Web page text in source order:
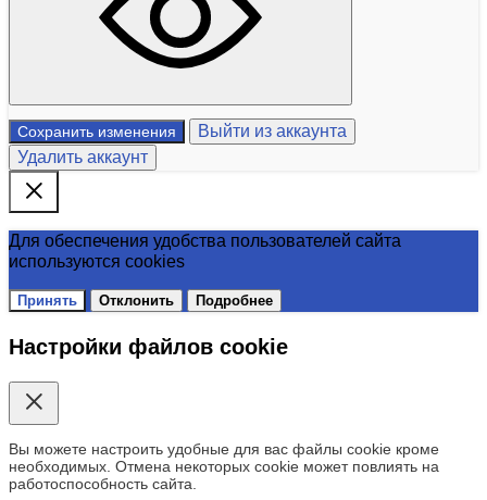
Сохранить изменения
Выйти из аккаунта
Удалить аккаунт
Для обеспечения удобства пользователей сайта
используются cookies
Принять Отклонить Подробнее
Настройки файлов cookie
Вы можете настроить удобные для вас файлы cookie кроме
необходимых. Отмена некоторых cookie может повлиять на
работоспособность сайта.